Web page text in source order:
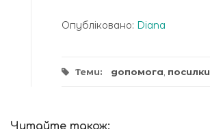
Опубліковано: Diana
Теми: допомога посилки
Читайте також: